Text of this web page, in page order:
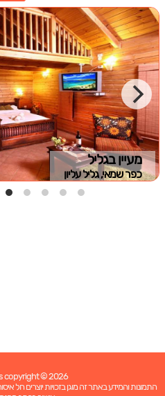
מעיין בגליל
כפר שמאי, גליל עליון
copyright © 2026
התמונות והמידע באתר זה מוגן בזכויות יוצרים